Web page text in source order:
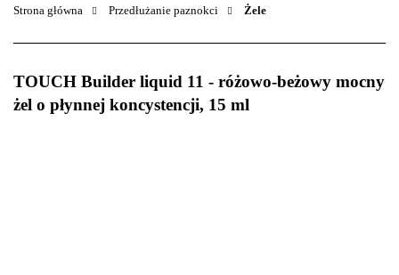
Strona główna Przedłużanie paznokci Żele
TOUCH Builder liquid 11 - różowo-beżowy mocny
żel o płynnej koncystencji, 15 ml